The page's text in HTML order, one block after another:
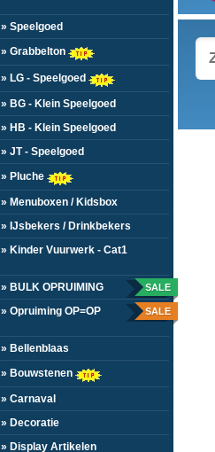
» Speelgoed
» Grabbelton
» LG - Speelgoed
» BG - Klein Speelgoed
» HB - Klein Speelgoed
» JT - Speelgoed
» Pluche
» Menuboxen / Kidsbox
» IJsbekers / Drinkbekers
» Kinder Vuurwerk - Cat1
» BULK OPRUIMING SALE
» Opruiming OP=OP SALE
» Bellenblaas
» Bouwstenen
» Carnaval
» Decoratie
» Display Artikelen